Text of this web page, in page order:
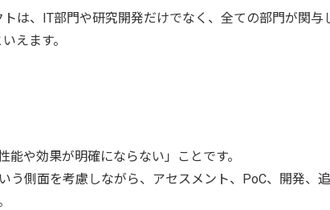
は、IT部門や研究開発だけでなく、全ての部門が関与
えます。
や効果が明確にならない」ことです。
う側面を考慮しながら、アセスメント、PoC、開発、追